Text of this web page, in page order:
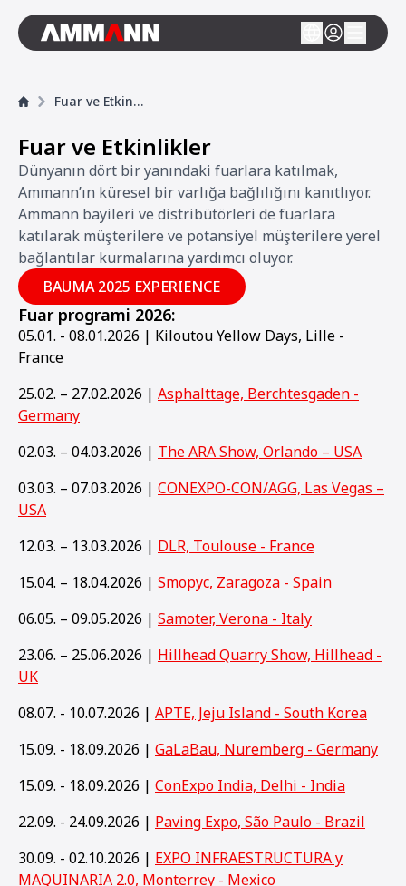
Fuar ve Etkinlikler
Fuar ve Etkinlikler
Dünyanın dört bir yanındaki fuarlara katılmak,
Ammann’ın küresel bir varlığa bağlılığını kanıtlıyor.
Ammann bayileri ve distribütörleri de fuarlara
katılarak müşterilere ve potansiyel müşterilere yerel
bağlantılar kurmalarına yardımcı oluyor.
BAUMA 2025 EXPERIENCE
Fuar programi 2026:
05.01. - 08.01.2026 | Kiloutou Yellow Days, Lille -
France
25.02. – 27.02.2026 | Asphalttage, Berchtesgaden -
Germany
02.03. – 04.03.2026 | The ARA Show, Orlando – USA
03.03. – 07.03.2026 | CONEXPO-CON/AGG, Las Vegas –
USA
12.03. – 13.03.2026 | DLR, Toulouse - France
15.04. – 18.04.2026 | Smopyc, Zaragoza - Spain
06.05. – 09.05.2026 | Samoter, Verona - Italy
23.06. – 25.06.2026 | Hillhead Quarry Show, Hillhead -
UK
08.07. - 10.07.2026 | APTE, Jeju Island - South Korea
15.09. - 18.09.2026 | GaLaBau, Nuremberg - Germany
15.09. - 18.09.2026 | ConExpo India, Delhi - India
22.09. - 24.09.2026 | Paving Expo, São Paulo - Brazil
30.09. - 02.10.2026 | EXPO INFRAESTRUCTURA y
MAQUINARIA 2.0, Monterrey - Mexico